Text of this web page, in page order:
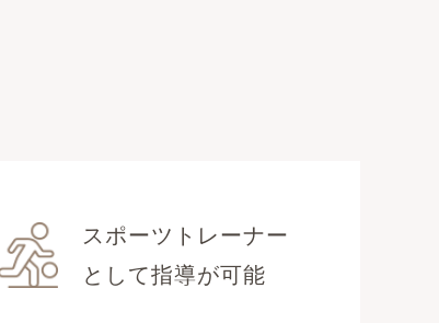
スポーツトレーナー
として指導が可能